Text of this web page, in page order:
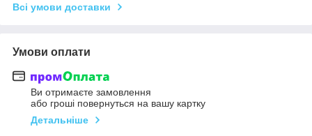
Всі умови доставки
Умови оплати
Ви отримаєте замовлення
або гроші повернуться на вашу картку
Детальніше